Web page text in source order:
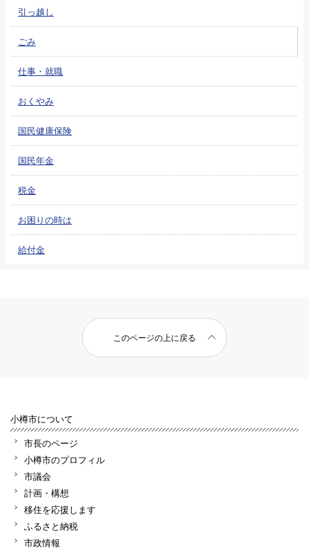
引っ越し
ごみ
仕事・就職
おくやみ
国民健康保険
国民年金
税金
お困りの時は
給付金
このページの上に戻る
小樽市について
市長のページ
小樽市のプロフィル
市議会
計画・構想
移住を応援します
ふるさと納税
市政情報